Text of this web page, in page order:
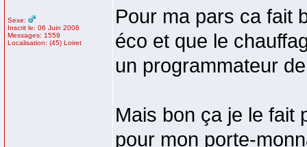
Sexe:
Inscrit le: 06 Juin 2006
Messages: 1559
Localisation: (45) Loiret
Pour ma pars ca fait
éco et que le
un programmateur
Mais bon ça je le fait
pour mon porte-